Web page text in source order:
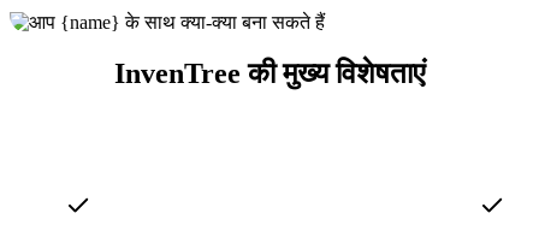
InvenTree की मुख्य विशेषताएं